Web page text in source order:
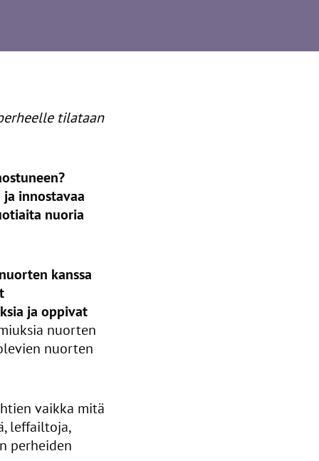
tilataan
innostavaa
nuoria
kanssa
ja oppivat
nuorten
nuorten
vaikka mitä
leffailtoja,
perheiden